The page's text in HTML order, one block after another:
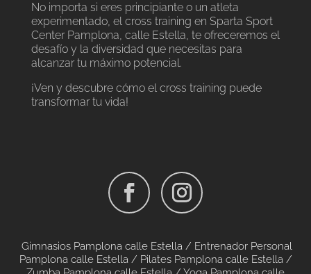
No importa si eres principiante o un atleta
experimentado, el cross training en Sparta Sport
Center Pamplona, calle Estella, te ofreceremos el
desafío y la diversidad que necesitas para
alcanzar tu máximo potencial.
¡Ven y descubre cómo el cross training puede
transformar tu vida!
Gimnasios Pamplona calle Estella / Entrenador Personal
Pamplona calle Estella / Pilates Pamplona calle Estella/